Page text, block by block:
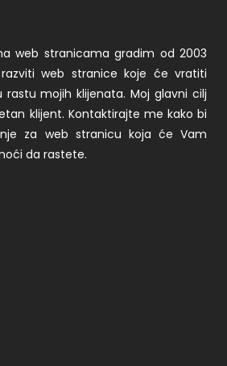
web stranicama gradim od 2003
web stranice koje će vratiti
mojih klijenata. Moj glavni cilj
klijent. Kontaktirajte me kako bi
za web stranicu koja će Vam
da rastete.